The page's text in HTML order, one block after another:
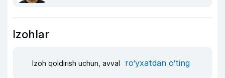
Izohlar
Izoh qoldirish uchun, avval ro‘yxatdan o‘ting